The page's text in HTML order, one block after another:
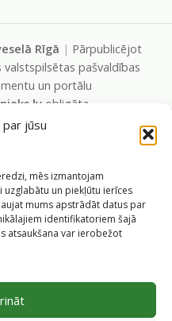
jūsu
mēs izmantojam
un piekļūtu ierīces
mums apstrādāt datus par
identifikatoriem šajā
atsaukšana var ierobežot
Rīgā | Pārpublicējot
pašvaldības
un portālu
obligāta.
Rīgas valstspilsētas
(Rīga, Baznīcas iela